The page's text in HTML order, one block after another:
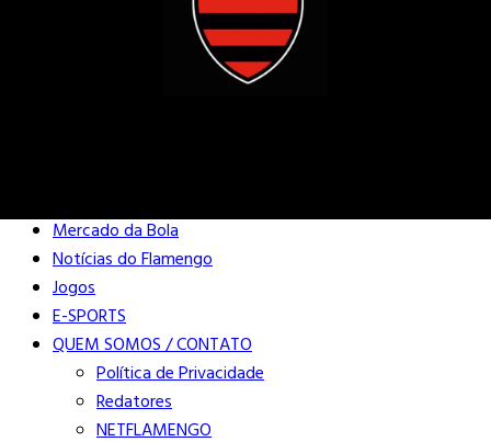
Mercado da Bola
Notícias do Flamengo
Jogos
E-SPORTS
QUEM SOMOS / CONTATO
Política de Privacidade
Redatores
NETFLAMENGO